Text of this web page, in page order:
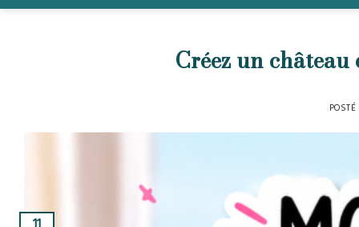
Créez un